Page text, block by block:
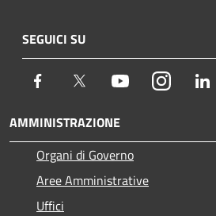
SEGUICI SU
Facebook Twitter YoutubeInstagram
AMMINISTRAZIONE
Organi di Governo
Aree Amministrative
Uffici